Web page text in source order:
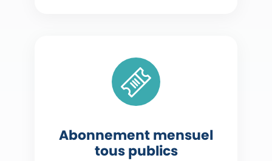
Abonnement mensuel
tous publics